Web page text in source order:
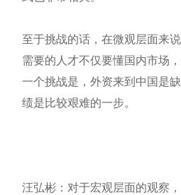
至于挑战的话，在微观层面来
需要的人才不仅要懂国内市场
一个挑战是，外资来到中国是
绩是比较艰难的一步。
汪弘彬：对于宏观层面的观察